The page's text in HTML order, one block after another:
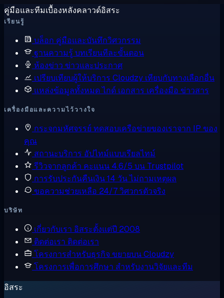
คู่มือและทีมเบื้องหลังคลาวด์อิสระ
เรียนรู้
บล็อก คู่มือและบันทึกวิศวกรรม
ฐานความรู้ บทเรียนทีละขั้นตอน
ห้องข่าว ข่าวและประกาศ
เปรียบเทียบผู้ให้บริการ Cloudzy เทียบกับทางเลือกอื่น
แหล่งข้อมูลทั้งหมดไกด์ เอกสาร เครื่องมือ ข่าวสาร
เครื่องมือและความไว้วางใจ
กระจกมหัศจรรย์ ทดสอบเครือข่ายของเราจาก IP ของ
คุณ
สถานะบริการ อัปไทม์แบบเรียลไทม์
รีวิวจากลูกค้า คะแนน 4.6/5 บน Trustpilot
การรับประกันคืนเงิน14 วัน ไม่ถามเหตุผล
ขอความช่วยเหลือ 24/7 วิศวกรตัวจริง
บริษัท
เกี่ยวกับเรา อิสระตั้งแต่ปี 2008
ติดต่อเรา ติดต่อเรา
โครงการสำหรับธุรกิจ ขยายบน Cloudzy
โครงการเพื่อการศึกษา สำหรับงานวิจัยและทีม
อิสระ